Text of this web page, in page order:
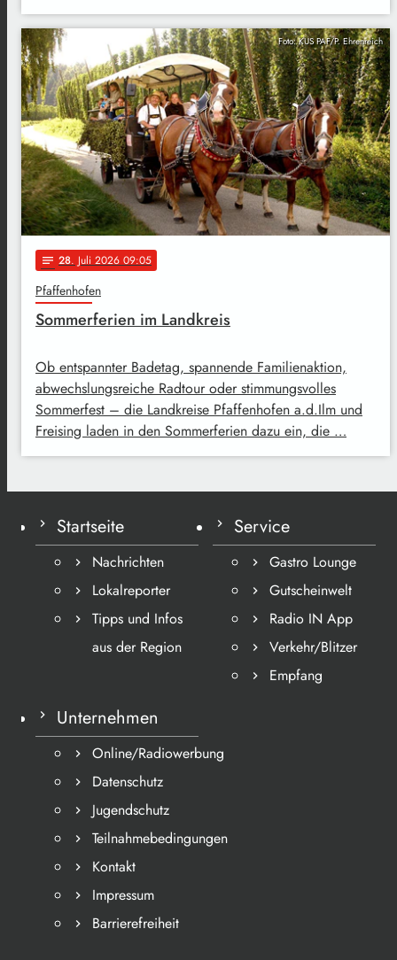
Foto: KUS PAF/P. Ehrenreich
notes 28. Juli 2026 09:05
Pfaffenhofen
Sommerferien im Landkreis
Ob entspannter Badetag, spannende Familienaktion,
abwechslungsreiche Radtour oder stimmungsvolles
Sommerfest – die Landkreise Pfaffenhofen a.d.Ilm und
Freising laden in den Sommerferien dazu ein, die …
Startseite
Nachrichten
Lokalreporter
Tipps und Infos
aus der Region
Service
Gastro Lounge
Gutscheinwelt
Radio IN App
Verkehr/Blitzer
Empfang
Unternehmen
Online/Radiowerbung
Datenschutz
Jugendschutz
Teilnahmebedingungen
Kontakt
Impressum
Barrierefreiheit